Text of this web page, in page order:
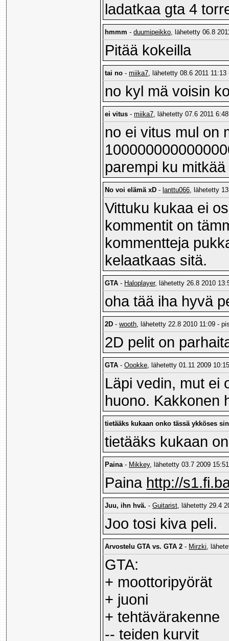
ladatkaa gta 4
hmmm -duumipeikko, lähetetty 06.8
Pitää kokeilla
tai no -miika7, lähetetty 08.6 2011
no kyl mä voisin
ei vitus -miika7, lähetetty 07.6 2011
no ei vitus mul on
parempi ku
No voi elämä xD - lanttu066, lähetetty
Vittuku kukaa ei
kommentit on
kommentteja
kelaatkaas sitä.
GTA - Haloplayer, lähetetty 26.8 2010
oha tää iha hyvä
2D -wooth, lähetetty 22.8 2010 11:09 -
2D pelit on
GTA -Oookke, lähetetty 01.11 2009
Läpi vedin, mut ei
huono. Kakkonen
tietääks kukaan onko tässä ykköses
tietääks kukaan
Paina- Mikkey, lähetetty 03.7 2009
Paina http://
Juu, ihn hvä. -Guitarist, lähetetty 29.4
Joo tosi kiva peli.
Arvostelu GTA vs. GTA 2 - Mirzki,
GTA:
+ moottoripyörät
+ juoni
+ tehtävärakenne
-- teiden kurvit